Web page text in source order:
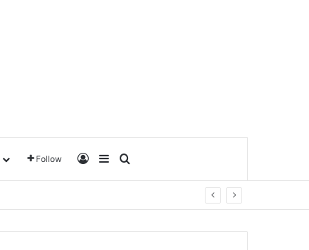
Follow Log InSidebar